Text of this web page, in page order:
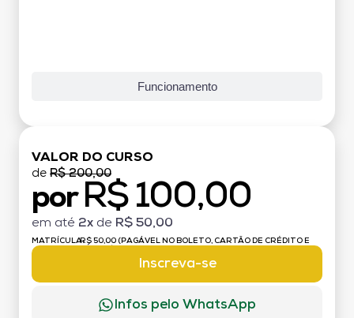
Funcionamento
VALOR DO CURSO
de R$ 200,00
por R$ 100,00
em até 2x de R$ 50,00
MATRÍCULA:R$ 50,00 (PAGÁVEL NO BOLETO, CARTÃO DE CRÉDITO E
Inscreva-se
Infos pelo WhatsApp